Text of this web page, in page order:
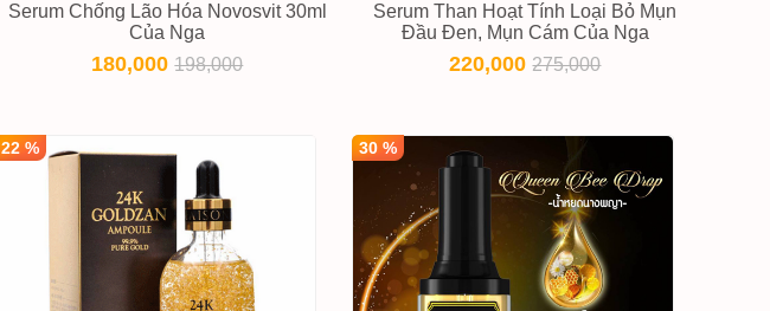
Serum Chống Lão Hóa Novosvit 30ml
Của Nga
180,000198,000
Serum Than Hoạt Tính Loại Bỏ Mụn
Đầu Đen, Mụn Cám Của Nga
220,000275,000
22 % 30 %